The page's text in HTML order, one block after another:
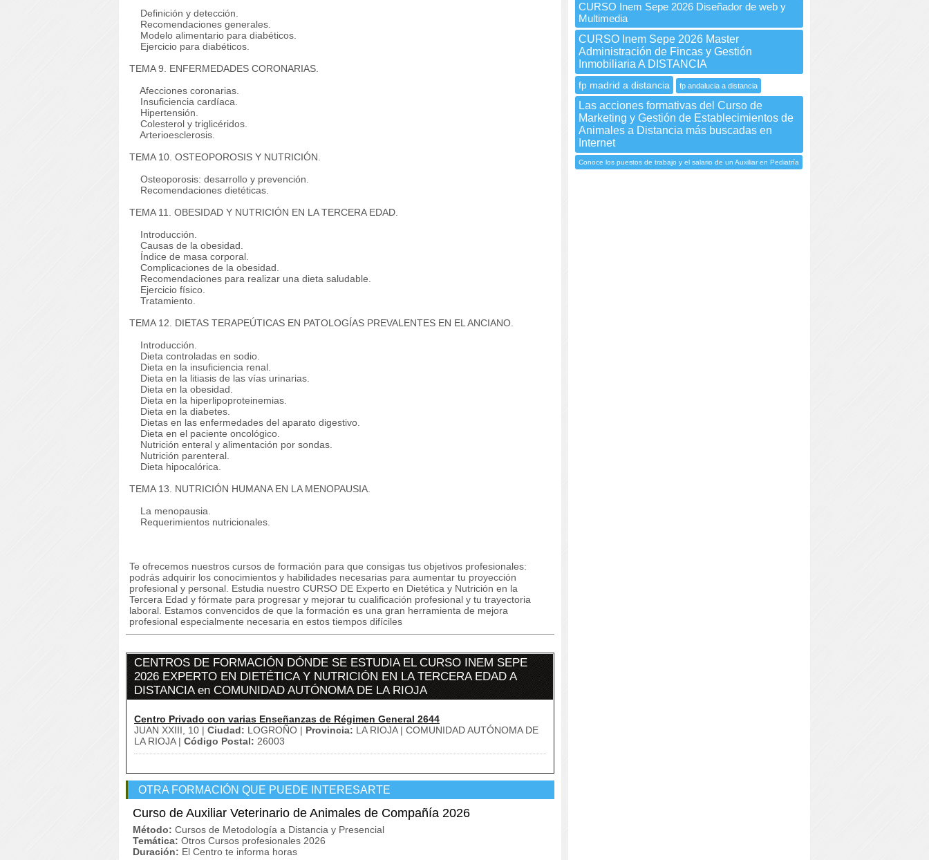
Definición y detección.
Recomendaciones generales.
Modelo alimentario para diabéticos.
Ejercicio para diabéticos.
TEMA 9. ENFERMEDADES CORONARIAS.
Afecciones coronarias.
Insuficiencia cardíaca.
Hipertensión.
Colesterol y triglicéridos.
Arterioesclerosis.
TEMA 10. OSTEOPOROSIS Y NUTRICIÓN.
Osteoporosis: desarrollo y prevención.
Recomendaciones dietéticas.
TEMA 11. OBESIDAD Y NUTRICIÓN EN LA TERCERA EDAD.
Introducción.
Causas de la obesidad.
Índice de masa corporal.
Complicaciones de la obesidad.
Recomendaciones para realizar una dieta saludable.
Ejercicio físico.
Tratamiento.
TEMA 12. DIETAS TERAPEÚTICAS EN PATOLOGÍAS PREVALENTES EN EL ANCIANO.
Introducción.
Dieta controladas en sodio.
Dieta en la insuficiencia renal.
Dieta en la litiasis de las vías urinarias.
Dieta en la obesidad.
Dieta en la hiperlipoproteinemias.
Dieta en la diabetes.
Dietas en las enfermedades del aparato digestivo.
Dieta en el paciente oncológico.
Nutrición enteral y alimentación por sondas.
Nutrición parenteral.
Dieta hipocalórica.
TEMA 13. NUTRICIÓN HUMANA EN LA MENOPAUSIA.
La menopausia.
Requerimientos nutricionales.
Te ofrecemos nuestros cursos de formación para que consigas tus objetivos profesionales:
podrás adquirir los conocimientos y habilidades necesarias para aumentar tu proyección
profesional y personal. Estudia nuestro CURSO DE Experto en Dietética y Nutrición en la
Tercera Edad y fórmate para progresar y mejorar tu cualificación profesional y tu trayectoria
laboral. Estamos convencidos de que la formación es una gran herramienta de mejora
profesional especialmente necesaria en estos tiempos difíciles
CENTROS DE FORMACIÓN DÓNDE SE ESTUDIA EL CURSO INEM SEPE
2026 EXPERTO EN DIETÉTICA Y NUTRICIÓN EN LA TERCERA EDAD A
DISTANCIA en COMUNIDAD AUTÓNOMA DE LA RIOJA
Centro Privado con varias Enseñanzas de Régimen General 2644
JUAN XXIII, 10 | Ciudad: LOGROÑO | Provincia: LA RIOJA | COMUNIDAD AUTÓNOMA DE
LA RIOJA | Código Postal: 26003
OTRA FORMACIÓN QUE PUEDE INTERESARTE
Curso de Auxiliar Veterinario de Animales de Compañía 2026
Método: Cursos de Metodología a Distancia y Presencial
Temática: Otros Cursos profesionales 2026
Duración: El Centro te informa horas
CURSO Inem Sepe 2026 Diseñador de web y
Multimedia
CURSO Inem Sepe 2026 Master
Administración de Fincas y Gestión
Inmobiliaria A DISTANCIA
fp madrid a distancia fp andalucia a distancia
Las acciones formativas del Curso de
Marketing y Gestión de Establecimientos de
Animales a Distancia más buscadas en
Internet
Conoce los puestos de trabajo y el salario de un Auxiliar en Pediatría